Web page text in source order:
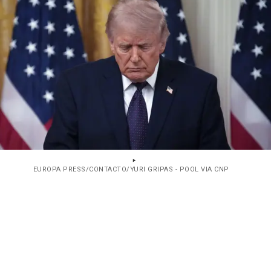
EUROPA PRESS/CONTACTO/YURI GRIPAS - POOL VIA CNP